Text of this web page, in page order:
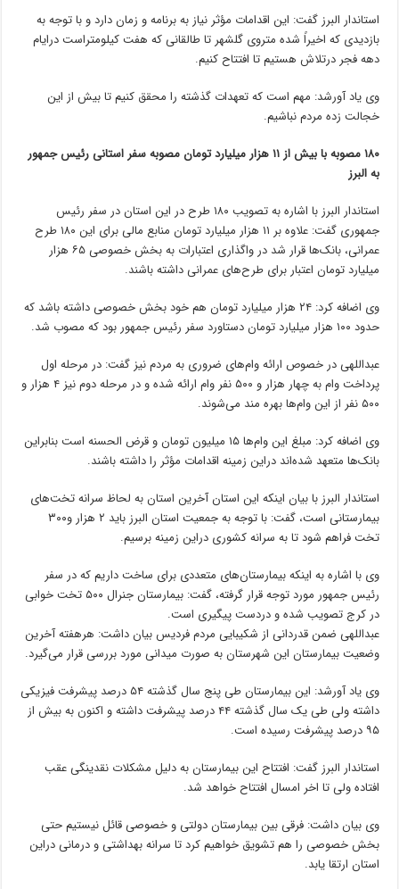
استاندار البرز گفت: این اقدامات مؤثر نیاز به برنامه و زمان دارد و با توجه به
بازدیدی که اخیراً شده متروی گلشهر تا طالقانی که هفت کیلومتراستدرایام
دهه فجردرتلاش هستیم تا افتتاح کنیم.
وی یادآورشد: مهم است که تعهدات گذشته را محقق کنیم تا بیش از این
خجالت زده مردم نباشیم.
۱۸۰ مصوبه با بیش از ۱۱ هزار میلیارد تومان مصوبه سفر استانی رئیس جمهور
به البرز
استاندار البرز با اشاره به تصویب ۱۸۰ طرح در این استان در سفر رئیس
جمهوری گفت: علاوه بر ۱۱ هزار میلیارد تومان منابع مالی برای این ۱۸۰ طرح
عمرانی، بانک‌ها قرار شد در واگذاری اعتبارات به بخش خصوصی ۶۵ هزار
میلیارد تومان اعتبار برای طرح‌های عمرانی داشته باشند.
وی اضافه کرد: ۲۴ هزار میلیارد تومان هم خود بخش خصوصی داشته باشد که
حدود ۱۰۰ هزار میلیارد تومان دستاورد سفر رئیس جمهور بود که مصوب شد.
عبداللهی در خصوص ارائه وام‌های ضروری به مردم نیز گفت: در مرحله اول
پرداخت وام به چهار هزار و ۵۰۰ نفر وام ارائه شده و در مرحله دوم نیز ۴ هزار و
۵۰۰ نفر از این وام‌ها بهره مند می‌شوند.
وی اضافه کرد: مبلغ این وام‌ها ۱۵ میلیون تومان و قرض
الحسنه است بنابراین
بانک‌ها متعهد شده‌انددراین زمینه اقدامات مؤثر را داشته باشند.
استاندار البرز با بیان اینکه این استان آخرین استان به لحاظ سرانه تخت‌های
بیمارستانی است، گفت: با توجه به جمعیت استان البرز باید ۲ هزار و۳۰۰
تخت فراهم شود تا به سرانه کشوریدراین زمینه برسیم.
وی با اشاره به اینکه بیمارستان‌های متعددی برای ساخت داریم که در سفر
رئیس جمهور مورد توجه قرار گرفته، گفت: بیمارستان جنرال ۵۰۰ تخت خوابی
در کرج تصویب شده ودردستپیگیری است.
عبداللهی ضمن قدردانی از شکیبایی مردم فردیس بیان داشت: هرهفتهآخرین
وضعیت بیمارستان این شهرستان به صورت میدانی مورد بررسی قرار می‌گیرد.
وی یادآورشد
: این بیمارستان طی پنج سال گذشته ۵۴ درصد پیشرفت فیزیکی
داشته ولی طی یک سال گذشته ۴۴ درصد پیشرفت داشته و اکنون به بیش از
۹۵ درصد پیشرفت رسیده است.
استاندار البرز گفت: افتتاح این بیمارستان به دلیل مشکلات نقدینگی عقب
افتاده ولی تا اخر امسال افتتاح خواهد شد.
وی بیان داشت: فرقی بین بیمارستان دولتی و خصوصی قائل نیستیم حتی
بخش خصوصی را هم تشویق خواهیم کرد تا سرانه بهداشتی و درمانیدراین
استان ارتقا یابد.